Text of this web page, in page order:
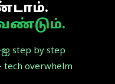
வேண்டும்.
step by step
overwhelm